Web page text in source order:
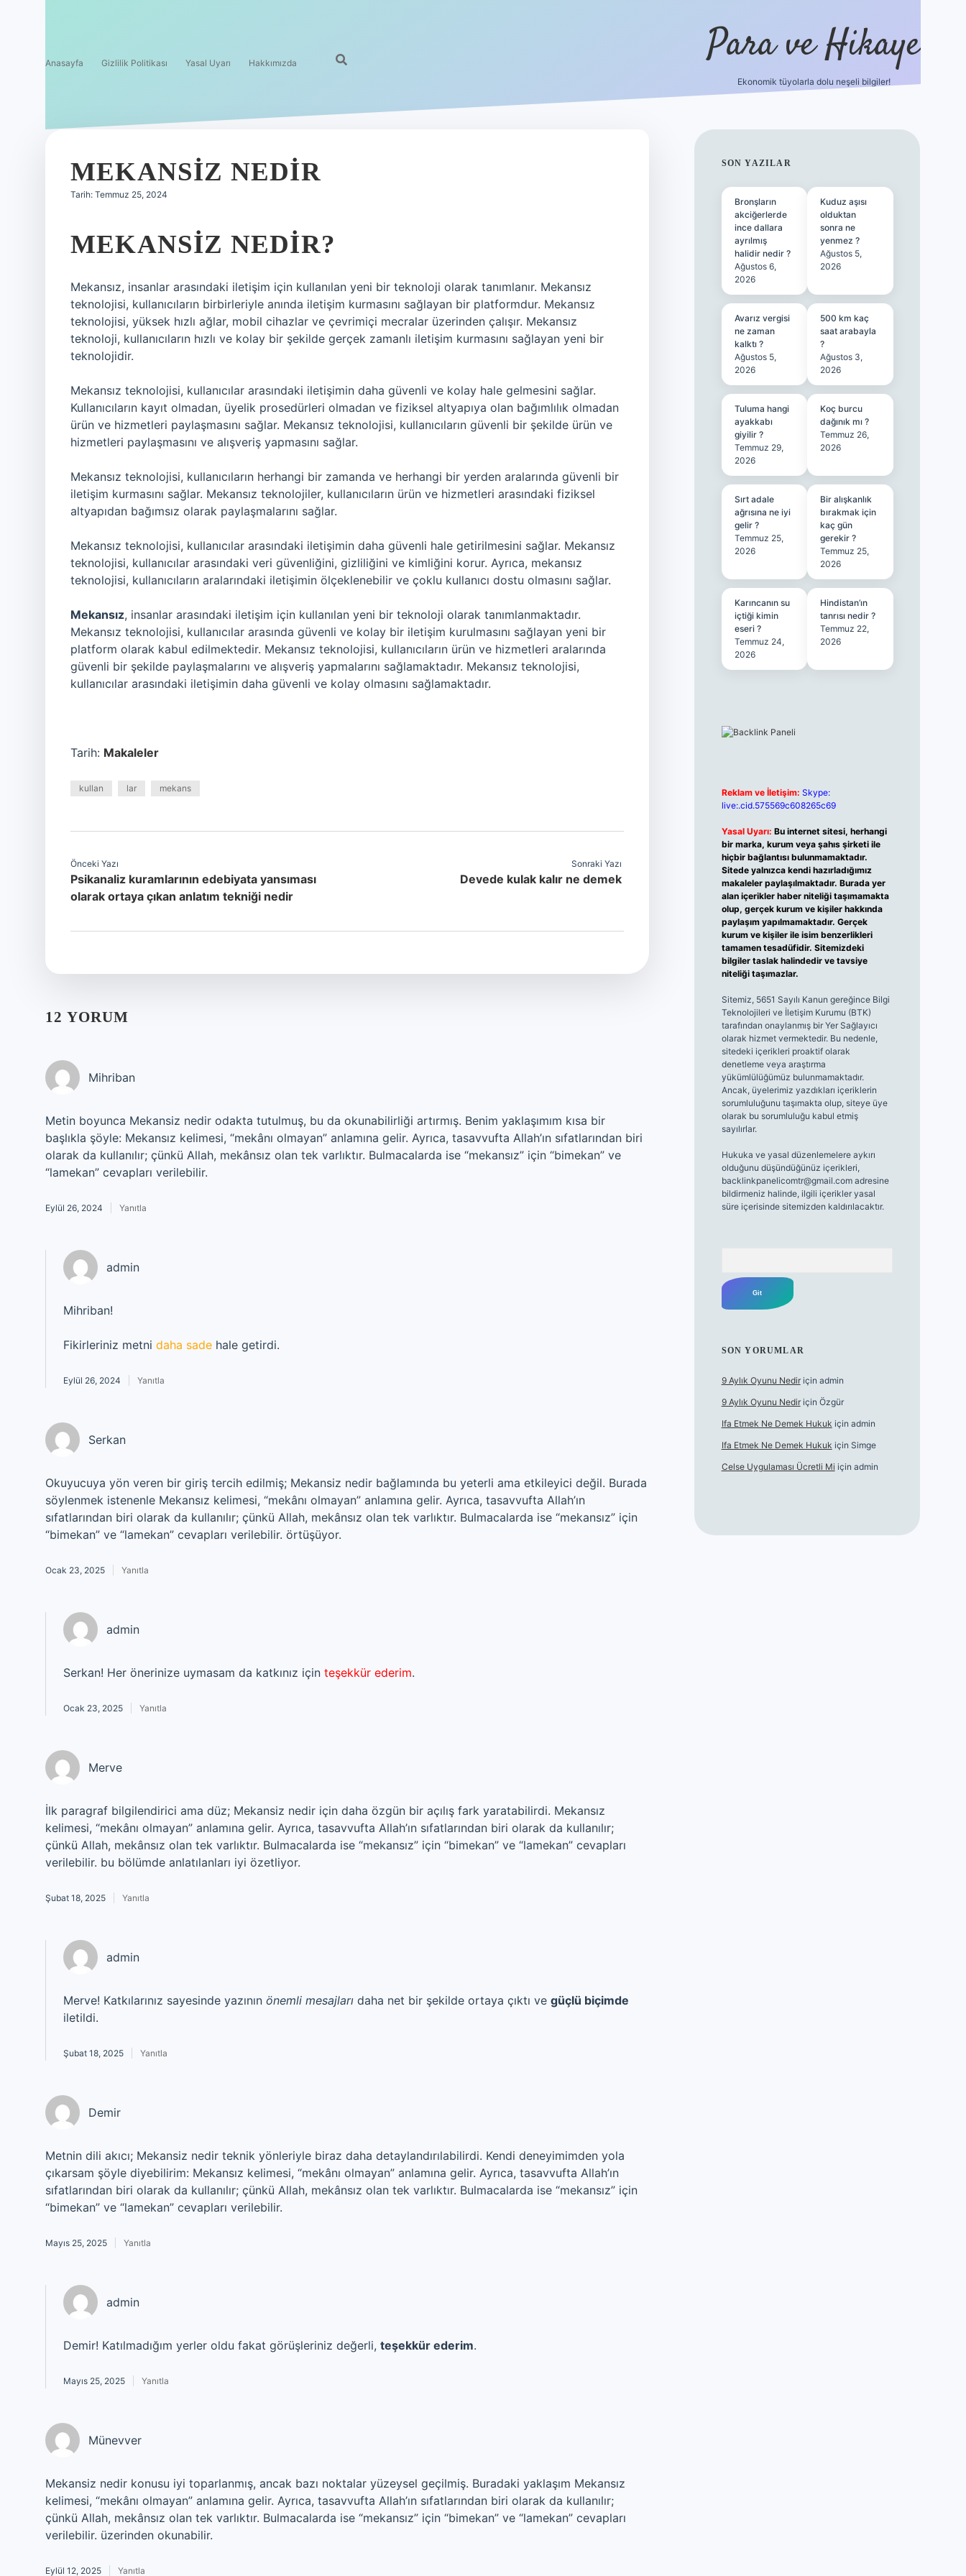
Anasayfa Gizlilik Politikası Yasal Uyarı Hakkımızda Para ve Hikaye
Ekonomik tüyolarla dolu neşeli bilgiler!
MEKANSIZ NEDIR
Tarih: Temmuz 25, 2024
MEKANSIZ NEDIR?
Mekansız, insanlar arasındaki iletişim için kullanılan yeni bir teknoloji olarak tanımlanır. Mekansız
teknolojisi, kullanıcıların birbirleriyle anında iletişim kurmasını sağlayan bir platformdur. Mekansız
teknolojisi, yüksek hızlı ağlar, mobil cihazlar ve çevrimiçi mecralar üzerinden çalışır. Mekansız
teknoloji, kullanıcıların hızlı ve kolay bir şekilde gerçek zamanlı iletişim kurmasını sağlayan yeni bir
teknolojidir.
Mekansız teknolojisi, kullanıcılar arasındaki iletişimin daha güvenli ve kolay hale gelmesini sağlar.
Kullanıcıların kayıt olmadan, üyelik prosedürleri olmadan ve fiziksel altyapıya olan bağımlılık olmadan
ürün ve hizmetleri paylaşmasını sağlar. Mekansız teknolojisi, kullanıcıların güvenli bir şekilde ürün ve
hizmetleri paylaşmasını ve alışveriş yapmasını sağlar.
Mekansız teknolojisi, kullanıcıların herhangi bir zamanda ve herhangi bir yerden aralarında güvenli bir
iletişim kurmasını sağlar. Mekansız teknolojiler, kullanıcıların ürün ve hizmetleri arasındaki fiziksel
altyapıdan bağımsız olarak paylaşmalarını sağlar.
Mekansız teknolojisi, kullanıcılar arasındaki iletişimin daha güvenli hale getirilmesini sağlar. Mekansız
teknolojisi, kullanıcılar arasındaki veri güvenliğini, gizliliğini ve kimliğini korur. Ayrıca, mekansız
teknolojisi, kullanıcıların aralarındaki iletişimin ölçeklenebilir ve çoklu kullanıcı dostu olmasını sağlar.
Mekansız, insanlar arasındaki iletişim için kullanılan yeni bir teknoloji olarak tanımlanmaktadır.
Mekansız teknolojisi, kullanıcılar arasında güvenli ve kolay bir iletişim kurulmasını sağlayan yeni bir
platform olarak kabul edilmektedir. Mekansız teknolojisi, kullanıcıların ürün ve hizmetleri aralarında
güvenli bir şekilde paylaşmalarını ve alışveriş yapmalarını sağlamaktadır. Mekansız teknolojisi,
kullanıcılar arasındaki iletişimin daha güvenli ve kolay olmasını sağlamaktadır.
Tarih: Makaleler
kullan lar mekans
Önceki Yazı
Psikanaliz kuramlarının edebiyata yansıması
olarak ortaya çıkan anlatım tekniği nedir
Sonraki Yazı
Devede kulak kalır ne demek
12 YORUM
Mihriban
Metin boyunca Mekansiz nedir odakta tutulmuş, bu da okunabilirliği artırmış. Benim yaklaşımım kısa bir
başlıkla şöyle: Mekansız kelimesi, “mekânı olmayan” anlamına gelir. Ayrıca, tasavvufta Allah’ın sıfatlarından biri
olarak da kullanılır; çünkü Allah, mekânsız olan tek varlıktır. Bulmacalarda ise “mekansız” için “bimekan” ve
“lamekan” cevapları verilebilir.
Eylül 26, 2024 Yanıtla
admin
Mihriban!
Fikirleriniz metni daha sade hale getirdi.
Eylül 26, 2024 Yanıtla
Serkan
Okuyucuya yön veren bir giriş tercih edilmiş; Mekansiz nedir bağlamında bu yeterli ama etkileyici değil. Burada
söylenmek istenenle Mekansız kelimesi, “mekânı olmayan” anlamına gelir. Ayrıca, tasavvufta Allah’ın
sıfatlarından biri olarak da kullanılır; çünkü Allah, mekânsız olan tek varlıktır. Bulmacalarda ise “mekansız” için
“bimekan” ve “lamekan” cevapları verilebilir. örtüşüyor.
Ocak 23, 2025 Yanıtla
admin
Serkan! Her önerinize uymasam da katkınız için teşekkür ederim.
Ocak 23, 2025 Yanıtla
Merve
İlk paragraf bilgilendirici ama düz; Mekansiz nedir için daha özgün bir açılış fark yaratabilirdi. Mekansız
kelimesi, “mekânı olmayan” anlamına gelir. Ayrıca, tasavvufta Allah’ın sıfatlarından biri olarak da kullanılır;
çünkü Allah, mekânsız olan tek varlıktır. Bulmacalarda ise “mekansız” için “bimekan” ve “lamekan” cevapları
verilebilir. bu bölümde anlatılanları iyi özetliyor.
Şubat 18, 2025 Yanıtla
admin
Merve! Katkılarınız sayesinde yazının önemli mesajları daha net bir şekilde ortaya çıktı ve güçlü biçimde
iletildi.
Şubat 18, 2025 Yanıtla
Demir
Metnin dili akıcı; Mekansiz nedir teknik yönleriyle biraz daha detaylandırılabilirdi. Kendi deneyimimden yola
çıkarsam şöyle diyebilirim: Mekansız kelimesi, “mekânı olmayan” anlamına gelir. Ayrıca, tasavvufta Allah’ın
sıfatlarından biri olarak da kullanılır; çünkü Allah, mekânsız olan tek varlıktır. Bulmacalarda ise “mekansız” için
“bimekan” ve “lamekan” cevapları verilebilir.
Mayıs 25, 2025 Yanıtla
admin
Demir! Katılmadığım yerler oldu fakat görüşleriniz değerli, teşekkür ederim.
Mayıs 25, 2025 Yanıtla
Münevver
Mekansiz nedir konusu iyi toparlanmış, ancak bazı noktalar yüzeysel geçilmiş. Buradaki yaklaşım Mekansız
kelimesi, “mekânı olmayan” anlamına gelir. Ayrıca, tasavvufta Allah’ın sıfatlarından biri olarak da kullanılır;
çünkü Allah, mekânsız olan tek varlıktır. Bulmacalarda ise “mekansız” için “bimekan” ve “lamekan” cevapları
verilebilir. üzerinden okunabilir.
Eylül 12, 2025 Yanıtla
SIDEBAR
SON YAZILAR
Bronşların
akciğerlerde
ince dallara
ayrılmış
halidir nedir ?
Ağustos 6,
2026
Kuduz aşısı
olduktan
sonra ne
yenmez ?
Ağustos 5,
2026
Avarız vergisi
ne zaman
kalktı ?
Ağustos 5,
2026
500 km kaç
saat arabayla
?
Ağustos 3,
2026
Tuluma hangi
ayakkabı
giyilir ?
Temmuz 29,
2026
Koç burcu
dağınık mı ?
Temmuz 26,
2026
Sırt adale
ağrısına ne iyi
gelir ?
Temmuz 25,
2026
Bir alışkanlık
bırakmak için
kaç gün
gerekir ?
Temmuz 25,
2026
Karıncanın su
içtiği kimin
eseri ?
Temmuz 24,
2026
Hindistan’ın
tanrısı nedir ?
Temmuz 22,
2026
Reklam ve İletişim: Skype:
live:.cid.575569c608265c69
Yasal Uyarı: Bu internet sitesi, herhangi
bir marka, kurum veya şahıs şirketi ile
hiçbir bağlantısı bulunmamaktadır.
Sitede yalnızca kendi hazırladığımız
makaleler paylaşılmaktadır. Burada yer
alan içerikler haber niteliği taşımamakta
olup, gerçek kurum ve kişiler hakkında
paylaşım yapılmamaktadır. Gerçek
kurum ve kişiler ile isim benzerlikleri
tamamen tesadüfidir. Sitemizdeki
bilgiler taslak halindedir ve tavsiye
niteliği taşımazlar.
Sitemiz, 5651 Sayılı Kanun gereğince Bilgi
Teknolojileri ve İletişim Kurumu (BTK)
tarafından onaylanmış bir Yer Sağlayıcı
olarak hizmet vermektedir. Bu nedenle,
sitedeki içerikleri proaktif olarak
denetleme veya araştırma
yükümlülüğümüz bulunmamaktadır.
Ancak, üyelerimiz yazdıkları içeriklerin
sorumluluğunu taşımakta olup, siteye üye
olarak bu sorumluluğu kabul etmiş
sayılırlar.
Hukuka ve yasal düzenlemelere aykırı
olduğunu düşündüğünüz içerikleri,
backlinkpanelicomtr@gmail.comadresine
bildirmeniz halinde, ilgili içerikler yasal
süre içerisinde sitemizden kaldırılacaktır.
SON YORUMLAR
9 Aylık Oyunu Nediriçin admin
9 Aylık Oyunu Nediriçin Özgür
Ifa Etmek Ne Demek Hukuk için admin
Ifa Etmek Ne Demek Hukuk için Simge
Celse Uygulaması Ücretli Mi için admin
hiltonbet giriş